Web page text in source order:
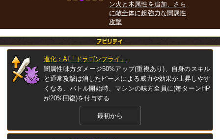
ン火と木属性を追加、さら
に敵全体に超強力な闇属性
攻撃
進化：AI「ドラゴンフライ」
闇属性味方ダメージ50%アップ(重複あり)、自身のスキル
と通常攻撃は消したピースによる威力や効果が上昇しやす
くなる、バトル開始時、マシンの味方全員に(毎ターンHP
が20%回復)を付与する
最初から